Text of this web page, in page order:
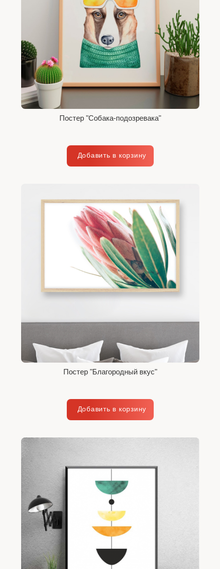
Постер "Собака-подозревака"
Постер "Благородный вкус"